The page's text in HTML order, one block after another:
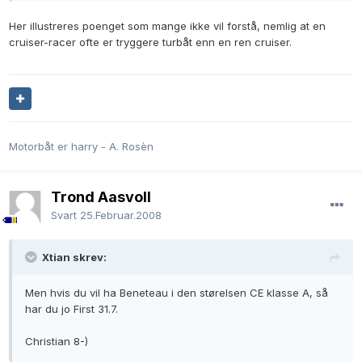
Her illustreres poenget som mange ikke vil forstå, nemlig at en
cruiser-racer ofte er tryggere turbåt enn en ren cruiser.
Motorbåt er harry - A. Rosèn
Trond Aasvoll
Svart 25.Februar.2008
Xtian skrev:
Men hvis du vil ha Beneteau i den størelsen CE klasse A, så
har du jo First 31.7.
Christian 8-)